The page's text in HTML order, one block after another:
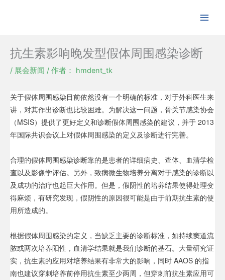
内
抗生素影响晚发型假体周围感染诊断
/ 展会新闻 / 作者： hmdent_tk
关于假体周围感染目前依然没有一个明确的标准，对于外科医生来
讲，对其作出诊断也比较困难。为解决这一问题，骨关节感染协会
（MSIS）提供了更好定义和诊断假体周围感染的建议，并于 2013
年国际共识会议上对假体周围感染的定义及诊断进行完善。
合理的假体周围感染诊断靠的是患者的详细病史、查体、血清学检
查以及影像学评估。另外，致病微生物培养分离对于感染的诊断以
及成功的治疗也起巨大作用。但是， 假阴性的培养结果使得处理变
得麻烦，有研究发现，假阴性的原因很可能是由于前期抗生素的使
用所造成的。
根据假体周围感染的定义，当缺乏主要的诊断标准，如持续窦道流
脓或两次培养阳性，血清学结果就是我们诊断的基石。大量研究证
实，抗生素的应用对培养结果有非常大的影响，同时 AAOS 的指
南也建议穿刺培养前停用抗生素至少两周，但穿刺前抗生素应用可